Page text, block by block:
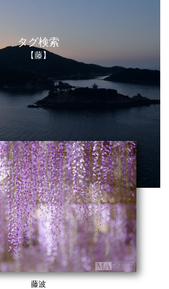
タグ検索
【藤】
藤波